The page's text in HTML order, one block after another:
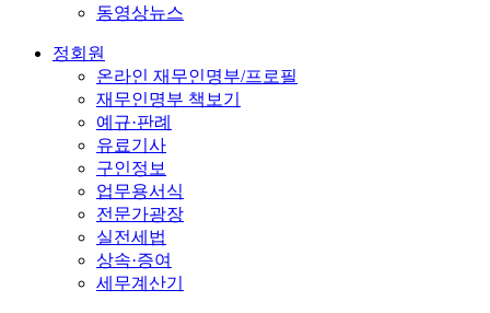
동영상뉴스
정회원
온라인 재무인명부/프로필
재무인명부 책보기
예규·판례
유료기사
구인정보
업무용서식
전문가광장
실전세법
상속·증여
세무계산기